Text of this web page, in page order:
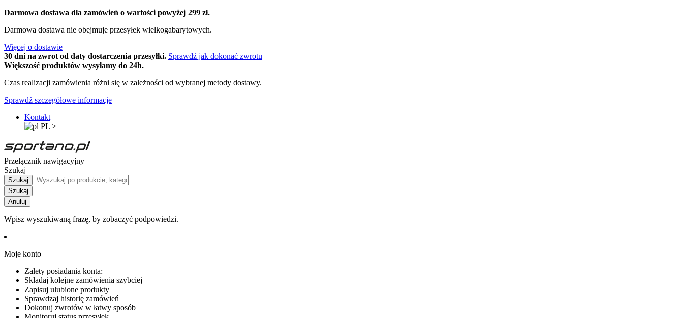
Darmowa dostawa dla zamówień o wartości powyżej 299 zł.
Darmowa dostawa nie obejmuje przesyłek wielkogabarytowych.
Więcej o dostawie
30 dni na zwrot od daty dostarczenia przesyłki. Sprawdź jak dokonać zwrotu
Większość produktów wysyłamy do 24h.
Czas realizacji zamówienia różni się w zależności od wybranej metody dostawy.
Sprawdź szczegółowe informacje
Kontakt
PL >
Przełącznik nawigacyjny
Szukaj
Szukaj
Szukaj
Anuluj
Wpisz wyszukiwaną frazę, by zobaczyć podpowiedzi.
Moje konto
Zalety posiadania konta:
Składaj kolejne zamówienia szybciej
Zapisuj ulubione produkty
Sprawdzaj historię zamówień
Dokonuj zwrotów w łatwy sposób